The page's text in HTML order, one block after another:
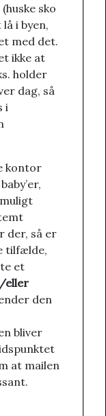
sko
i byen,
med det.
ikke at
holder
dag, så
i
kontor
der, så er
tilfælde,
et
eller
den
bliver
at mailen